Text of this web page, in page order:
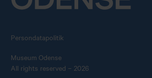
Persondatapolitik
Museum Odense
All rights reserved – 2026